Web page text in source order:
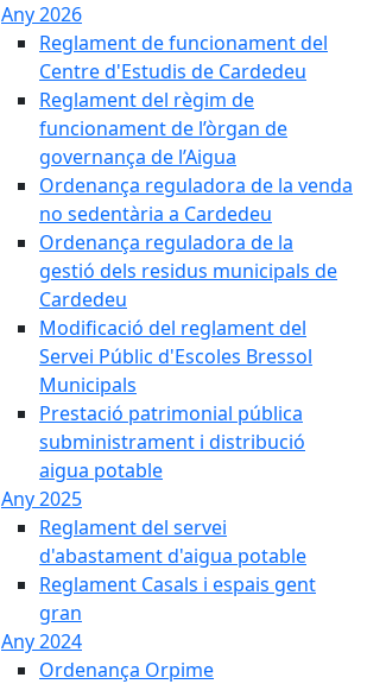
Any 2026
Reglament de funcionament del
Centre d'Estudis de Cardedeu
Reglament del règim de
funcionament de l’òrgan de
governança de l’Aigua
Ordenança reguladora de la venda
no sedentària a Cardedeu
Ordenança reguladora de la
gestió dels residus municipals de
Cardedeu
Modificació del reglament del
Servei Públic d'Escoles Bressol
Municipals
Prestació patrimonial pública
subministrament i distribució
aigua potable
Any 2025
Reglament del servei
d'abastament d'aigua potable
Reglament Casals i espais gent
gran
Any 2024
Ordenança Orpime